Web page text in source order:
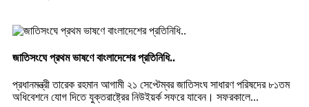
জাতিসংঘে প্রথম ভাষণে বাংলাদেশের প্রতিনিধি..
প্রধানমন্ত্রী তারেক রহমান আগামী ২১ সেপ্টেম্বর জাতিসংঘ সাধারণ পরিষদের ৮১তম
অধিবেশনে যোগ দিতে যুক্তরাষ্ট্রের নিউইয়র্ক সফরে যাবেন। সফরকালে...